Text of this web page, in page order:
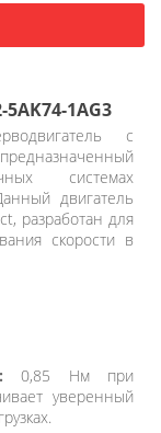
1AG3
с
системах
двигатель
разработан для
скорости в
0,85 Нм при
уверенный